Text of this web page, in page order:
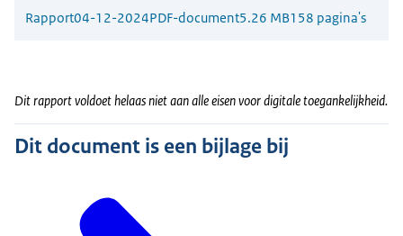
Rapport04-12-2024PDF-document5.26 MB158 pagina's
Dit rapport voldoet helaas niet aan alle eisen voor digitale toegankelijkheid.
Dit document is een bijlage bij